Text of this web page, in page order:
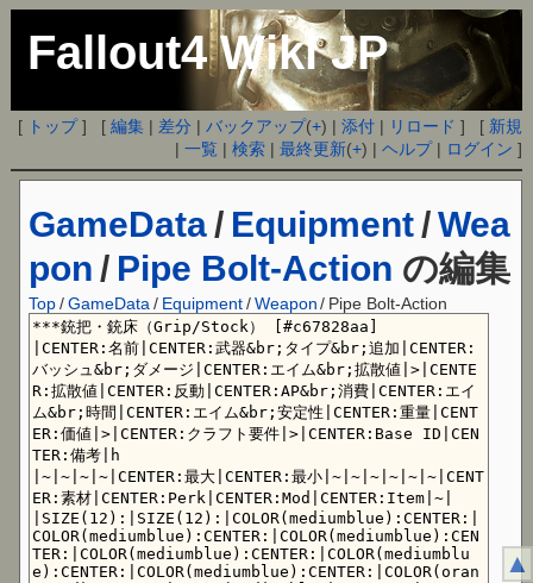
Fallout4 Wiki JP
[ トップ] [編集 | 差分 |バックアップ(+) |添付 | リロード ] [ 新規
|一覧 |検索 |最終更新(+) |ヘルプ| ログイン ]
GameData / Equipment /Wea
pon / Pipe Bolt-Action の編集
Top /GameData / Equipment/ Weapon / Pipe Bolt-Action
▲